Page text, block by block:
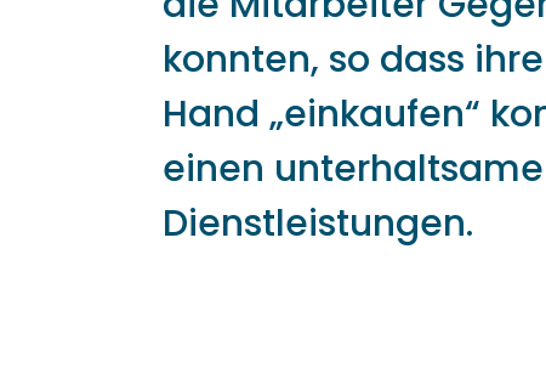
konnten, so dass
Hand „einkaufen“
einen
Dienstleistungen.